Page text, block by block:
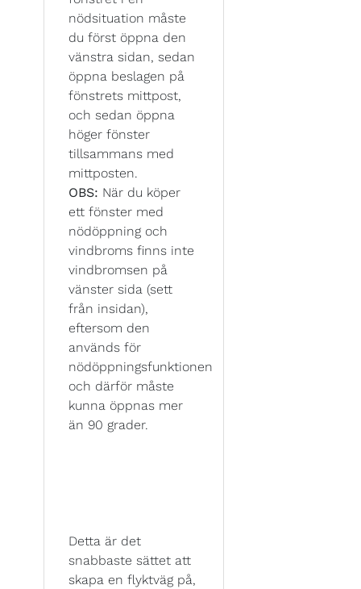
nödsituation måste
du först öppna den
vänstra sidan, sedan
öppna beslagen på
fönstrets mittpost,
och sedan öppna
höger fönster
tillsammans med
mittposten.
OBS: När du köper
ett fönster med
nödöppning och
vindbroms finns inte
vindbromsen på
vänster sida (sett
från insidan),
eftersom den
används för
nödöppningsfunktionen
och därför måste
kunna öppnas mer
än 90 grader.
Detta är det
snabbaste sättet att
skapa en flyktväg på,